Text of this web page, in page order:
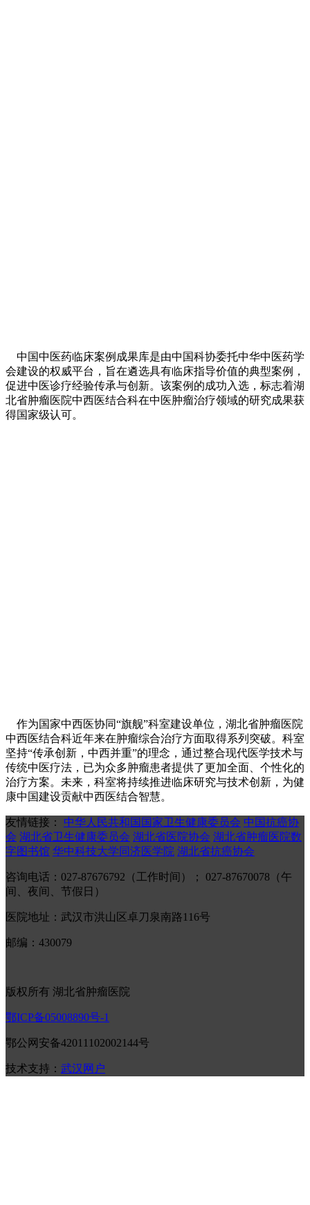
中国中医药临床案例成果库是由中国科协委托中华中医药学
会建设的权威平台，旨在遴选具有临床指导价值的典型案例，
促进中医诊疗经验传承与创新。该案例的成功入选，标志着湖
北省肿瘤医院中西医结合科在中医肿瘤治疗领域的研究成果获
得国家级认可。
作为国家中西医协同“旗舰”科室建设单位，湖北省肿瘤医院
中西医结合科近年来在肿瘤综合治疗方面取得系列突破。科室
坚持“传承创新，中西并重”的理念，通过整合现代医学技术与
传统中医疗法，已为众多肿瘤患者提供了更加全面、个性化的
治疗方案。未来，科室将持续推进临床研究与技术创新，为健
康中国建设贡献中西医结合智慧。
友情链接： 中华人民共和国国家卫生健康委员会 中国抗癌协
会 湖北省卫生健康委员会 湖北省医院协会 湖北省肿瘤医院数
字图书馆 华中科技大学同济医学院 湖北省抗癌协会
咨询电话：027-87676792（工作时间）； 027-87670078（午
间、夜间、节假日）
医院地址：武汉市洪山区卓刀泉南路116号
邮编：430079
版权所有 湖北省肿瘤医院
鄂ICP备05008890号-1
鄂公网安备42011102002144号
技术支持： 武汉网户